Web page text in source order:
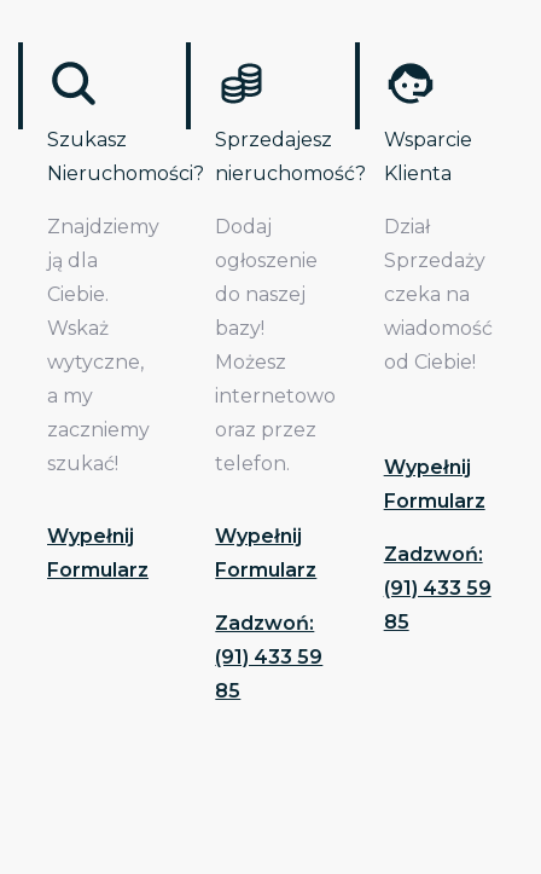
Szukasz
Nieruchomości?
Znajdziemy
ją dla
Ciebie.
Wskaż
wytyczne,
a my
zaczniemy
szukać!
Wypełnij
Formularz
Sprzedajesz
nieruchomość?
Dodaj
ogłoszenie
do naszej
bazy!
Możesz
internetowo
oraz przez
telefon.
Wypełnij
Formularz
Zadzwoń:
(91) 433 59
85
Wsparcie
Klienta
Dział
Sprzedaży
czeka na
wiadomość
od Ciebie!
Wypełnij
Formularz
Zadzwoń:
(91) 433 59
85